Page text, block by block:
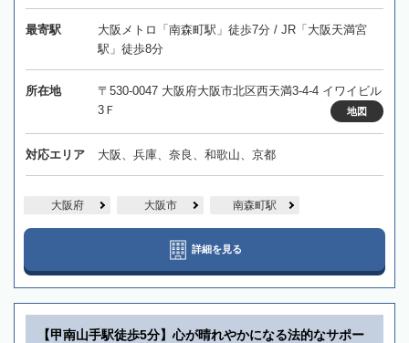
最寄駅
大阪メトロ「南森町駅」徒歩7分 / JR「大阪天満宮
駅」徒歩8分
所在地
〒530-0047 大阪府大阪市北区西天満3-4-4 イワイビル
3Ｆ
地図
対応エリア 大阪、兵庫、奈良、和歌山、京都
大阪府 大阪市 南森町駅
詳細を見る
【甲南山手駅徒歩5分】心が晴れやかになる法的なサポー